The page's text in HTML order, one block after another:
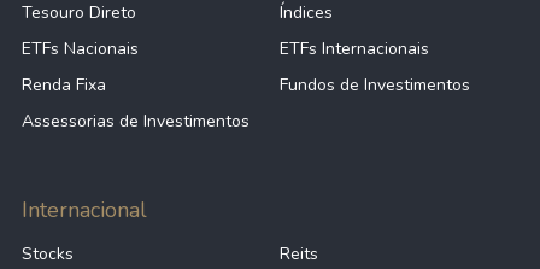
Tesouro Direto
Índices
ETFs Nacionais
ETFs Internacionais
Renda Fixa
Fundos de Investimentos
Assessorias de Investimentos
Internacional
Stocks
Reits